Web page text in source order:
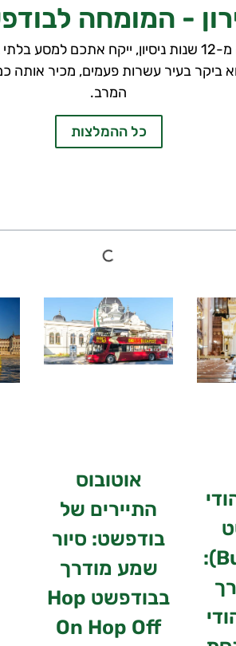
- המומחה
לירון, חובב מושבע של בודפשט עם למעלה מ-12 שנות
ביקר בעיר עשרות פעמים, מכיר אותה
המרב.
כל ההמלצות
(Budapest):
אוטובוס
התיירים של
בודפשט: סיור
שמע מודרך
בבודפשט Hop
On Hop Off